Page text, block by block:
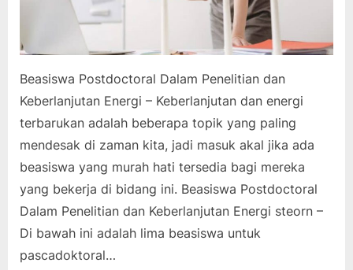
Beasiswa Postdoctoral Dalam Penelitian dan
Keberlanjutan Energi – Keberlanjutan dan energi
terbarukan adalah beberapa topik yang paling
mendesak di zaman kita, jadi masuk akal jika ada
beasiswa yang murah hati tersedia bagi mereka
yang bekerja di bidang ini. Beasiswa Postdoctoral
Dalam Penelitian dan Keberlanjutan Energi steorn –
Di bawah ini adalah lima beasiswa untuk
pascadoktoral…